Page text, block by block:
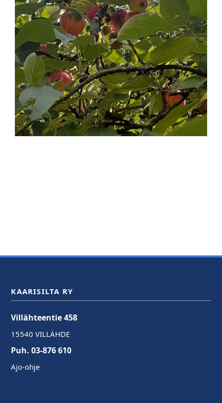
KAARISILTA RY
Villähteentie 458
15540 VILLÄHDE
Puh. 03-876 610
Ajo-ohje